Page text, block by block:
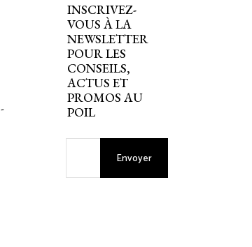
-
INSCRIVEZ-
VOUS À LA
NEWSLETTER
POUR LES
CONSEILS,
ACTUS ET
PROMOS AU
POIL
Envoyer